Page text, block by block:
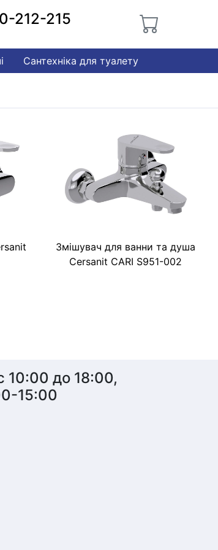
212-215
Сантехніка для туалету
Змішувач для ванни та душа
Cersanit CАRI S951-002
10:00 до 18:00,
15:00